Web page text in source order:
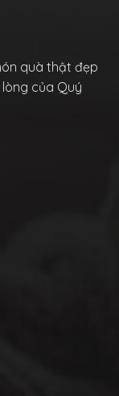
quà thật đẹp
của Quý